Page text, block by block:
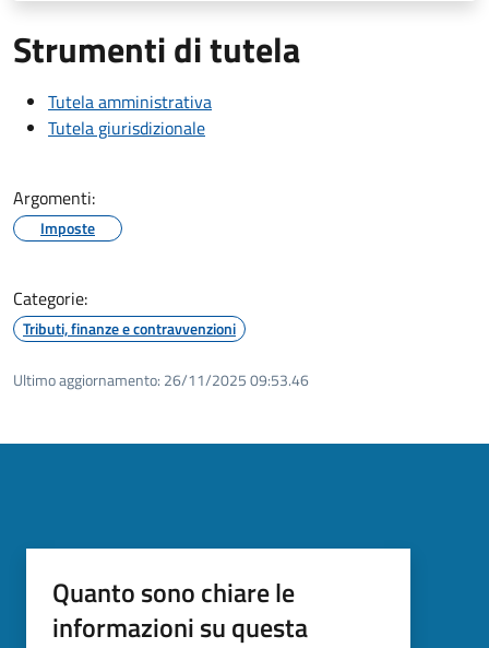
Strumenti di tutela
Tutela amministrativa
Tutela giurisdizionale
Argomenti:
Imposte
Categorie:
Tributi, finanze e contravvenzioni
Ultimo aggiornamento: 26/11/2025 09:53.46
Quanto sono chiare le
informazioni su questa